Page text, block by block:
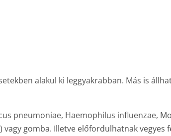
alakul ki leggyakrabban. Más is
pneumoniae, Haemophilus influenzae,
gomba. Illetve előfordulhatnak vegyes